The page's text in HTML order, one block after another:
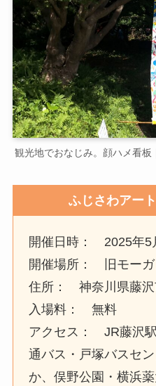
観光地でおなじみ。顔ハメ看
ふじさわアー
開催日時： 2025年5
開催場所： 旧モーガ
住所： 神奈川県藤沢
入場料： 無料
アクセス： JR藤沢
通バス・戸塚バスセ
か、俣野公園・横浜